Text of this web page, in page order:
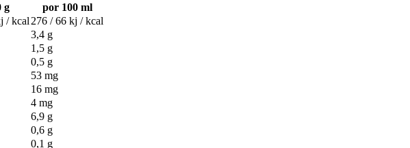
g
por 100 ml
/ kcal 276 / 66 kj / kcal
3,4 g
1,5 g
0,5 g
53 mg
16 mg
4 mg
6,9 g
0,6 g
0,1 g